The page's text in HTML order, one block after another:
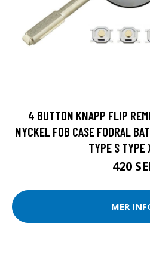
4 BUTTON KNAPP FLIP
NYCKEL FOB CASE FODRAL
TYPE S
420
MER